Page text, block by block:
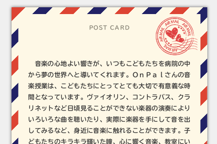
POST CARD
音楽の心地よい響きが、いつもこどもたちを病院の中
から夢の世界へと導いてくれます。ＯｎＰａｌさんの音
楽授業は、こどもたちにとってとても大切で有意義な時
間となっています。ヴァイオリン、コントラバス、クラ
リネットなど日頃見ることができない楽器の演奏により
いろいろな曲を聴いたり、実際に楽器を手にして音を出
してみるなど、身近に音楽に触れることができます。子
どもたちのキラキラ輝いた瞳、心に響く音楽、教室にい